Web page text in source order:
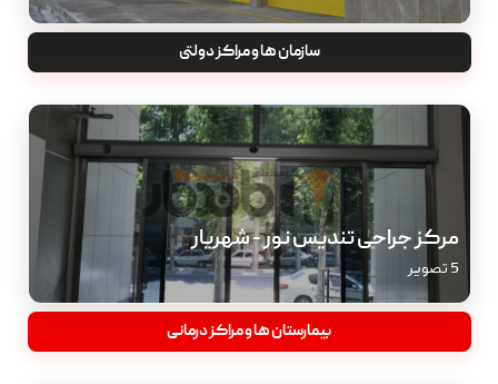
سازمان ها و مراکز دولتی
مرکز جراحی تندیس نور - شهریار
5 تصویر
بیمارستان ها و مراکز درمانی